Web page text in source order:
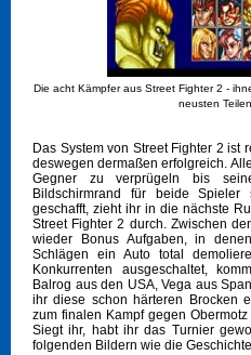
Die acht Kämpfer aus Street Fighter 2 -
neusten
Das System von Street Fighter 2 ist
deswegen dermaßen erfolgreich.
Gegner zu verprügeln bis
Bildschirmrand für beide
geschafft, zieht ihr in die nächste
Street Fighter 2 durch. Zwischen
wieder Bonus Aufgaben, in
Schlägen ein Auto total
Konkurrenten ausgeschaltet,
Balrog aus den USA, Vega aus
ihr diese schon härteren Brocken
zum finalen Kampf gegen
Siegt ihr, habt ihr das Turnier
folgenden Bildern wie die